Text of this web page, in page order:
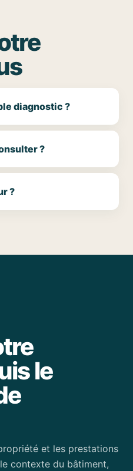
diagnostic ?
?
?
le
et les prestations
contexte du bâtiment,